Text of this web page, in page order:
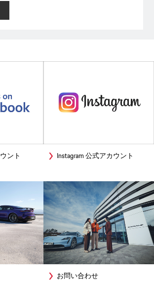
ント Instagram 公式アカウント
お問い合わせ